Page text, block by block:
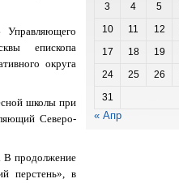
Управляющего
епископа
округа
школы при
Северо-
В продолжение
перстень», в
3
4 5
10
11 12
17
18 19
24
25 26
31
« Апр